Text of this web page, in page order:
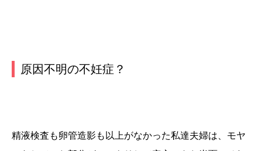
原因不明の不妊症？
精液検査も卵管造影も以上がなかった私達夫婦は、モヤ